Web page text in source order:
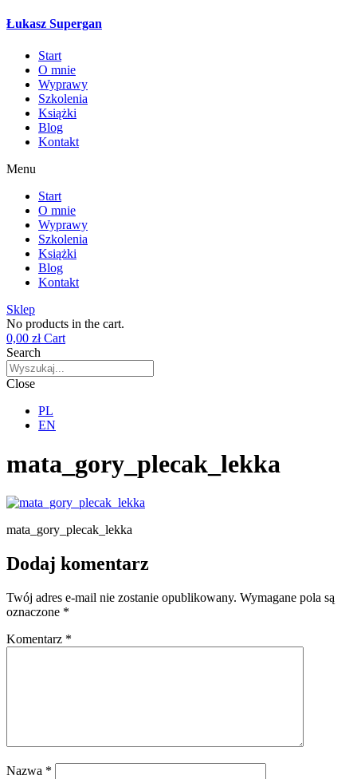
Łukasz Supergan
Start
O mnie
Wyprawy
Szkolenia
Książki
Blog
Kontakt
Menu
Start
O mnie
Wyprawy
Szkolenia
Książki
Blog
Kontakt
Sklep
No products in the cart.
0,00 zł Cart
Search
Close
PL
EN
mata_gory_plecak_lekka
mata_gory_plecak_lekka
Dodaj komentarz
Twój adres e-mail nie zostanie opublikowany. Wymagane pola są
oznaczone *
Komentarz *
Nazwa *